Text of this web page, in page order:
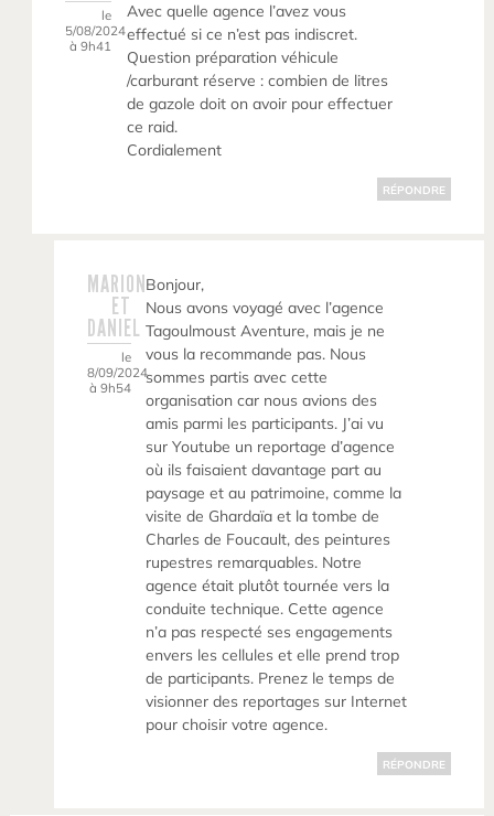
le
5/08/2024
à 9h41
Avec quelle agence l’avez vous
effectué si ce n’est pas indiscret.
Question préparation véhicule
/carburant réserve : combien de litres
de gazole doit on avoir pour effectuer
ce raid.
Cordialement
RÉPONDRE
MARION
ET
DANIEL
le
8/09/2024
à 9h54
Bonjour,
Nous avons voyagé avec l’agence
Tagoulmoust Aventure, mais je ne
vous la recommande pas. Nous
sommes partis avec cette
organisation car nous avions des
amis parmi les participants. J’ai vu
sur Youtube un reportage d’agence
où ils faisaient davantage part au
paysage et au patrimoine, comme la
visite de Ghardaïa et la tombe de
Charles de Foucault, des peintures
rupestres remarquables. Notre
agence était plutôt tournée vers la
conduite technique. Cette agence
n’a pas respecté ses engagements
envers les cellules et elle prend trop
de participants. Prenez le temps de
visionner des reportages sur Internet
pour choisir votre agence.
RÉPONDRE